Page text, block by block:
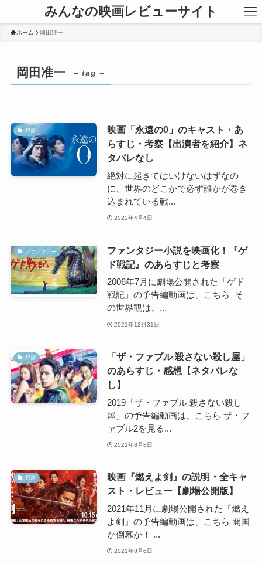
みんなの映画レビューサイト
ホーム 岡田准一
岡田准一 – tag –
邦画
映画「永遠の0」のキャスト・あ
らすじ・考察【出演者を紹介】ネ
タバレなし
絶対に起きてはいけないはずなの
に、世界のどこかで必ず誰かが巻き
込まれている戦...
2022年4月4日
ファンタジー
ファンタジー小説を映画化！『ゲ
ド戦記』のあらすじと考察
2006年7月に劇場公開された「ゲド
戦記」の予告編動画は、こちら そ
の世界観は、...
2021年12月31日
邦画
「ザ・ファブル 殺さない殺し屋」
のあらすじ・感想【ネタバレな
し】
2019「ザ・ファブル 殺さない殺し
屋」の予告編動画は、こちら ザ・フ
ァブル2を見る...
2021年8月8日
邦画
映画『燃えよ剣』の説明・全キャ
スト・レビュー【劇場公開版】
2021年11月に劇場公開された『燃え
よ剣』の予告編動画は、こちら 開国
か倒幕か！ ...
2021年8月6日